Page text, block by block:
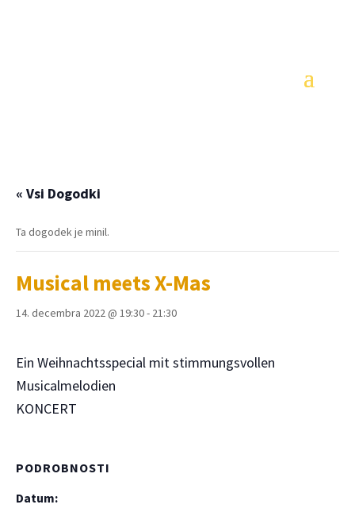
« Vsi Dogodki
Ta dogodek je minil.
Musical meets X-Mas
14. decembra 2022 @ 19:30- 21:30
Ein Weihnachtsspecial mit stimmungsvollen
Musicalmelodien
KONCERT
PODROBNOSTI
Datum: